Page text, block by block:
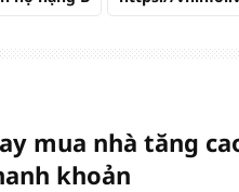
mua nhà tăng
khoản